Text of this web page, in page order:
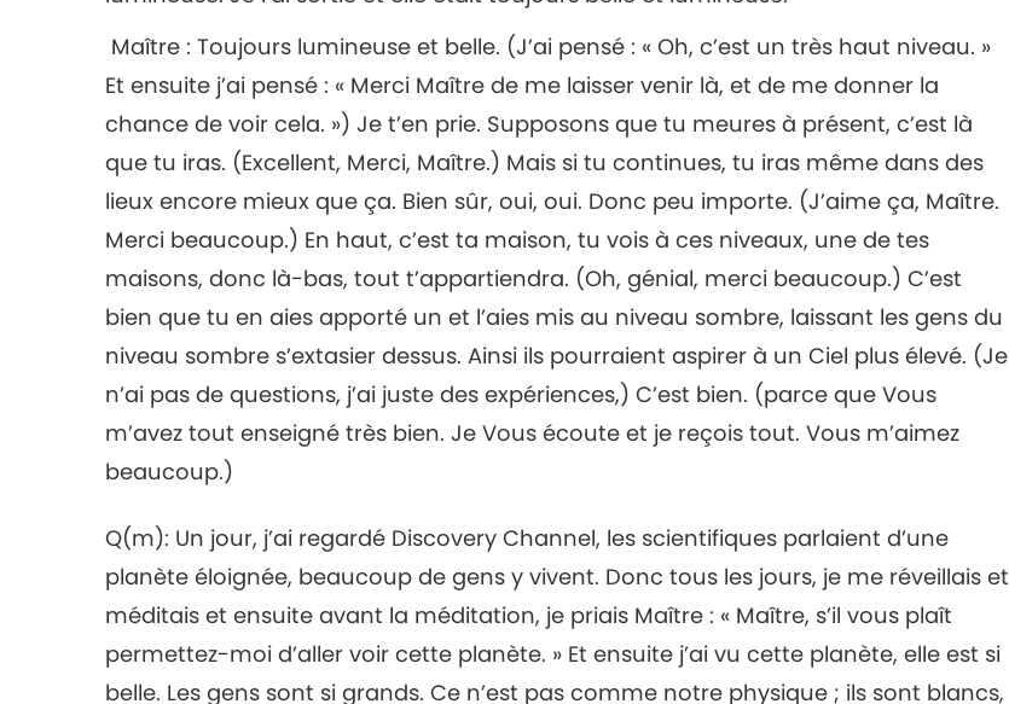
Maître : Toujours lumineuse et belle. (J’ai pensé : « Oh, c’est un très haut niveau. »
Et ensuite j’ai pensé : « Merci Maître de me laisser venir là, et de me donner la
chance de voir cela. ») Je t’en prie. Supposons que tu meures à présent, c’est là
que tu iras. (Excellent, Merci, Maître.) Mais si tu continues, tu iras même dans des
lieux encore mieux que ça. Bien sûr, oui, oui. Donc peu importe. (J’aime ça, Maître.
Merci beaucoup.) En haut, c’est ta maison, tu vois à ces niveaux, une de tes
maisons, donc là-bas, tout t’appartiendra. (Oh, génial, merci beaucoup.) C’est
bien que tu en aies apporté un et l’aies mis au niveau sombre, laissant les gens du
niveau sombre s’extasier dessus. Ainsi ils pourraient aspirer à un Ciel plus élevé. (Je
n’ai pas de questions, j’ai juste des expériences,) C’est bien. (parce que Vous
m’avez tout enseigné très bien. Je Vous écoute et je reçois tout. Vous m’aimez
beaucoup.)
Q(m): Un jour, j’ai regardé Discovery Channel, les scientifiques parlaient d’une
planète éloignée, beaucoup de gens y vivent. Donc tous les jours, je me réveillais et
méditais et ensuite avant la méditation, je priais Maître : « Maître, s’il vous plaît
permettez-moi d’aller voir cette planète. » Et ensuite j’ai vu cette planète, elle est si
belle. Les gens sont si grands. Ce n’est pas comme notre physique ; ils sont blancs,